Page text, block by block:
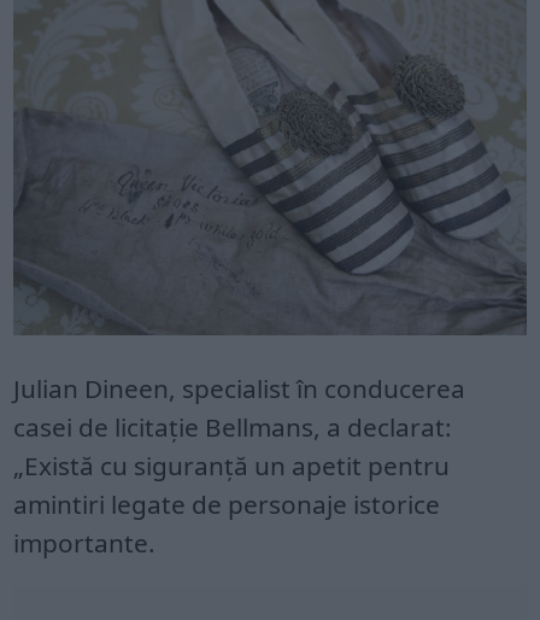
Julian Dineen, specialist în conducerea
casei de licitație Bellmans, a declarat:
„Există cu siguranță un apetit pentru
amintiri legate de personaje istorice
importante.